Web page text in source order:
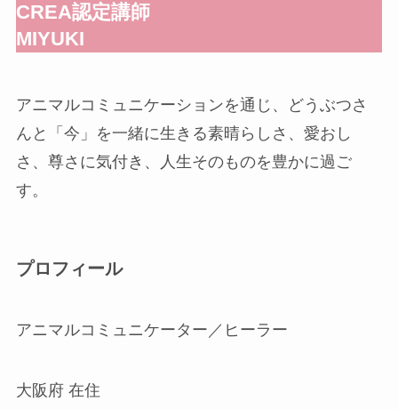
CREA認定講師
MIYUKI
アニマルコミュニケーションを通じ、どうぶつさ
んと「今」を一緒に生きる素晴らしさ、愛おし
さ、尊さに気付き、人生そのものを豊かに過ご
す。
プロフィール
アニマルコミュニケーター／ヒーラー
大阪府 在住